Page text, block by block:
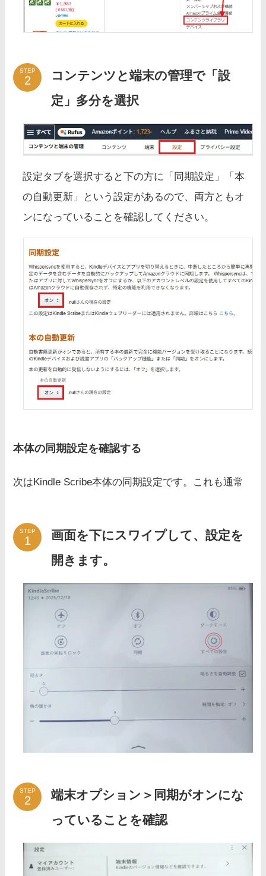
STEP
コンテンツと端末の管理で「設
定」多分を選択
設定タブを選択すると下の方に「同期設定」「本
の自動更新」という設定があるので、両方ともオ
ンになっていることを確認してください。
本体の同期設定を確認する
次はKindle Scribe本体の同期設定です。これも通常
STEP
画面を下にスワイプして、設定を
開きます。
STEP
端末オプション＞同期がオンにな
っていることを確認